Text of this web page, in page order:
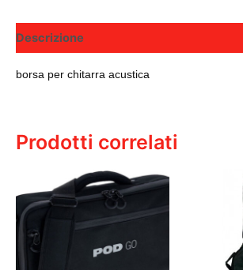
Descrizione
borsa per chitarra acustica
Prodotti correlati